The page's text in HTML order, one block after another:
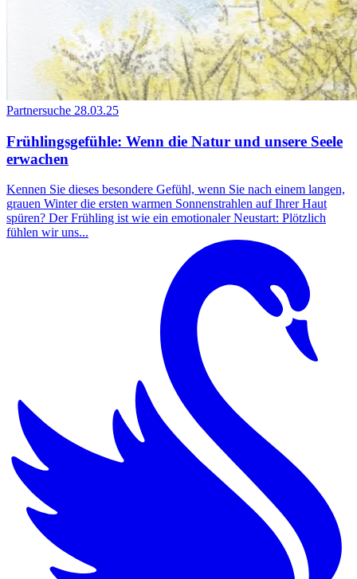
Partnersuche 28.03.25
Frühlingsgefühle: Wenn die Natur und unsere Seele
erwachen
Kennen Sie dieses besondere Gefühl, wenn Sie nach einem langen,
grauen Winter die ersten warmen Sonnenstrahlen auf Ihrer Haut
spüren? Der Frühling ist wie ein emotionaler Neustart: Plötzlich
fühlen wir uns...